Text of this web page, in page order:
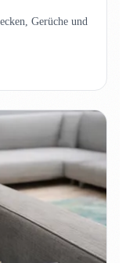
Gerüche und